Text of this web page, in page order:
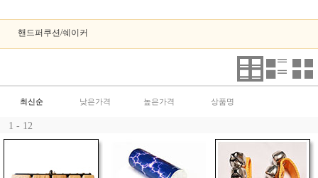
핸드퍼쿠션/쉐이커
최신순 낮은가격 높은가격 상품명
1 - 12